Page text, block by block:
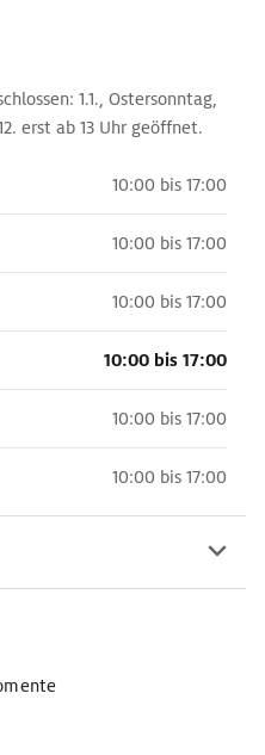
1.1., Ostersonntag,
erst ab 13 Uhr geöffnet.
10:00 bis 17:00
10:00 bis 17:00
10:00 bis 17:00
10:00 bis 17:00
10:00 bis 17:00
10:00 bis 17:00